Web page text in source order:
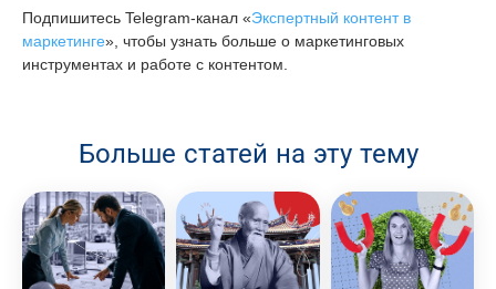
Подпишитесь Telegram-канал «Экспертный контент в
маркетинге», чтобы узнать больше о маркетинговых
инструментах и работе с контентом.
Больше статей на эту тему